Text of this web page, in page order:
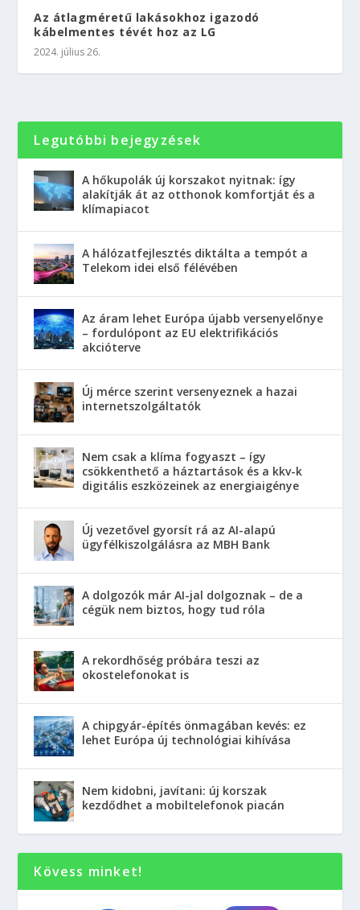
Az átlagméretű lakásokhoz igazodó
kábelmentes tévét hoz az LG
2024. július 26.
Legutóbbi bejegyzések
A hőkupolák új korszakot nyitnak: így
alakítják át az otthonok komfortját és a
klímapiacot
A hálózatfejlesztés diktálta a tempót a
Telekom idei első félévében
Az áram lehet Európa újabb versenyelőnye
– fordulópont az EU elektrifikációs
akcióterve
Új mérce szerint versenyeznek a hazai
internetszolgáltatók
Nem csak a klíma fogyaszt – így
csökkenthető a háztartások és a kkv-k
digitális eszközeinek az energiaigénye
Új vezetővel gyorsít rá az AI-alapú
ügyfélkiszolgálásra az MBH Bank
A dolgozók már AI-jal dolgoznak – de a
cégük nem biztos, hogy tud róla
A rekordhőség próbára teszi az
okostelefonokat is
A chipgyár-építés önmagában kevés: ez
lehet Európa új technológiai kihívása
Nem kidobni, javítani: új korszak
kezdődhet a mobiltelefonok piacán
Kövess minket!